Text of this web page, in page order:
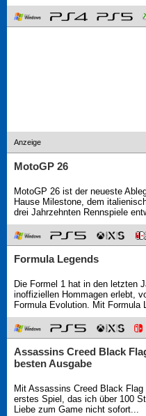
Anzeige
MotoGP 26
MotoGP 26 ist der neueste
Hause Milestone, dem
drei Jahrzehnten Rennspiele
Formula Legends
Die Formel 1 hat in den letzten
inoffiziellen Hommagen erlebt,
Formula Evolution. Mit Formula
Assassins Creed Black
besten Ausgabe
Mit Assassins Creed Black
erstes Spiel, das ich über 100
Liebe zum Game nicht sofort...